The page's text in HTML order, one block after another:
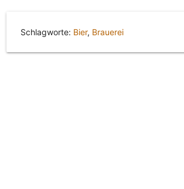
Schlagworte: Bier, Brauerei